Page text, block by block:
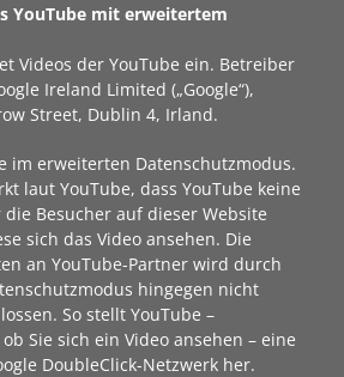
YouTube mit erweitertem
Videos der YouTube ein. Betreiber
Ireland Limited („Google“),
Street, Dublin 4, Irland.
im erweiterten Datenschutzmodus.
laut YouTube, dass YouTube keine
Besucher auf dieser Website
sich das Video ansehen. Die
an YouTube-Partner wird durch
hingegen nicht
So stellt YouTube –
Sie sich ein Video ansehen – eine
DoubleClick-Netzwerk her.